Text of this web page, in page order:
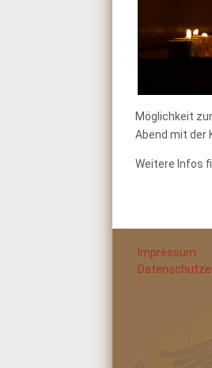
Möglichkeit
Abend mit der
Weitere Infos
Impressum